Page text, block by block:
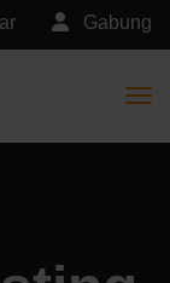
Gabung